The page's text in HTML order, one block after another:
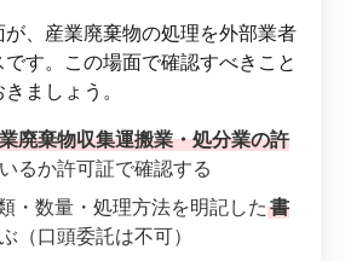
、産業廃棄物の処理を外部業者
す。この場面で確認すべきこと
ましょう。
廃棄物収集運搬業・処分業の許
るか許可証で確認する
・数量・処理方法を明記した 書
（口頭委託は不可）